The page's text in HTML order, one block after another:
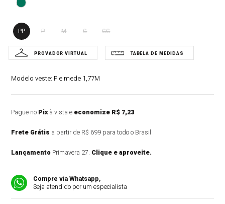
PP P M G GG
Modelo veste: P e mede 1,77M
Pague no Pixà vista e economize R$ 7,23
Frete Grátis a partir de R$ 699 para todo o Brasil
Lançamento Primavera 27. Clique e aproveite.
Compre via Whatsapp,
Seja atendido por um especialista